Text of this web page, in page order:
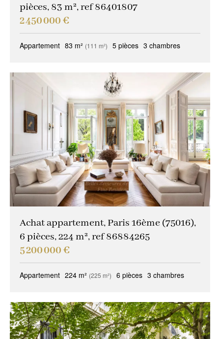
pièces, 83 m², ref 86401807
2 450 000 €
Appartement 83 m² (111 m²) 5 pièces 3 chambres
Achat appartement, Paris 16ème (75016),
6 pièces, 224 m², ref 86884265
5 200 000 €
Appartement 224 m² (225 m²) 6 pièces 3 chambres